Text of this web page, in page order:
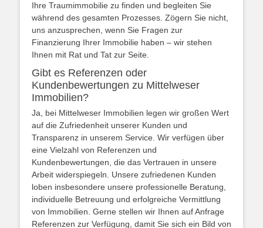
Ihre Traumimmobilie zu finden und begleiten Sie
während des gesamten Prozesses. Zögern Sie nicht,
uns anzusprechen, wenn Sie Fragen zur
Finanzierung Ihrer Immobilie haben – wir stehen
Ihnen mit Rat und Tat zur Seite.
Gibt es Referenzen oder
Kundenbewertungen zu Mittelweser
Immobilien?
Ja, bei Mittelweser Immobilien legen wir großen Wert
auf die Zufriedenheit unserer Kunden und
Transparenz in unserem Service. Wir verfügen über
eine Vielzahl von Referenzen und
Kundenbewertungen, die das Vertrauen in unsere
Arbeit widerspiegeln. Unsere zufriedenen Kunden
loben insbesondere unsere professionelle Beratung,
individuelle Betreuung und erfolgreiche Vermittlung
von Immobilien. Gerne stellen wir Ihnen auf Anfrage
Referenzen zur Verfügung, damit Sie sich ein Bild von